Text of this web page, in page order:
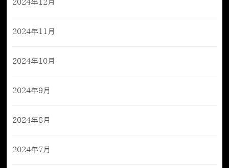
2024年12月
2024年11月
2024年10月
2024年9月
2024年8月
2024年7月